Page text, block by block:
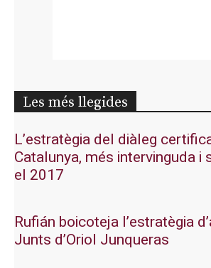
Les més llegides
L’estratègia del diàleg
Catalunya, més intervinguda i
el 2017
Rufián boicoteja l’estratègia
Junts d’Oriol Junqueras